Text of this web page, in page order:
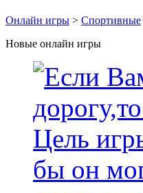
Онлайн игры > Спортивные
Новые онлайн игры